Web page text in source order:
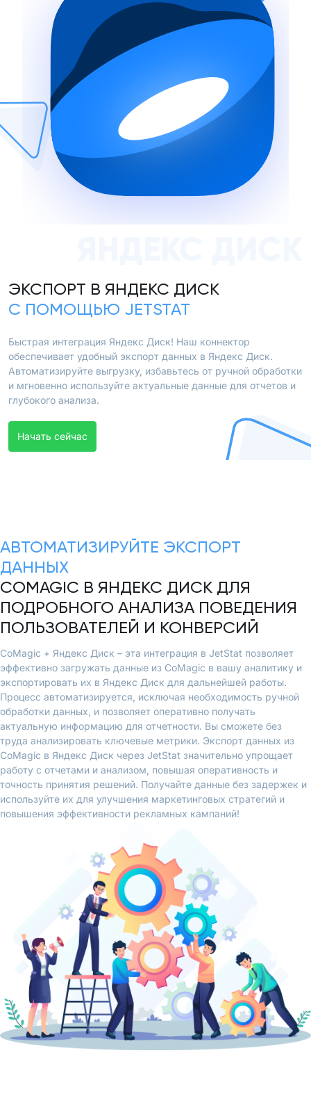
ЭКСПОРТ В ЯНДЕКС ДИСК
С ПОМОЩЬЮ JETSTAT
Быстрая интеграция Яндекс Диск! Наш коннектор
обеспечивает удобный экспорт данных в Яндекс Диск.
Автоматизируйте выгрузку, избавьтесь от ручной обработки
и мгновенно используйте актуальные данные для отчетов и
глубокого анализа.
Начать сейчас
АВТОМАТИЗИРУЙТЕ ЭКСПОРТ
ДАННЫХ
COMAGIC В ЯНДЕКС ДИСК ДЛЯ
ПОДРОБНОГО АНАЛИЗА ПОВЕДЕНИЯ
ПОЛЬЗОВАТЕЛЕЙ И КОНВЕРСИЙ
CoMagic + Яндекс Диск – эта интеграция в JetStat позволяет
эффективно загружать данные из CoMagic в вашу аналитику и
экспортировать их в Яндекс Диск для дальнейшей работы.
Процесс автоматизируется, исключая необходимость ручной
обработки данных, и позволяет оперативно получать
актуальную информацию для отчетности. Вы сможете без
труда анализировать ключевые метрики. Экспорт данных из
CoMagic в Яндекс Диск через JetStat значительно упрощает
работу с отчетами и анализом, повышая оперативность и
точность принятия решений. Получайте данные без задержек и
используйте их для улучшения маркетинговых стратегий и
повышения эффективности рекламных кампаний!